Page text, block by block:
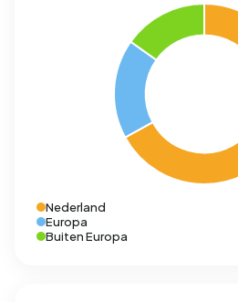
Nederland
Europa
Buiten Europa